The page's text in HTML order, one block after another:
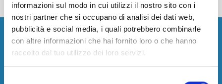
informazioni sul modo in cui utilizzi il nostro sito con i
nostri partner che si occupano di analisi dei dati web,
pubblicità e social media, i quali potrebbero combinarle
con altre informazioni che hai fornito loro o che hanno
raccolto dal tuo utilizzo dei loro servizi.
Aeroporto